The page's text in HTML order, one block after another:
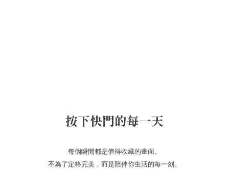
按下快門的每一天
每個瞬間都是值得收藏的畫面。
不為了定格完美，而是陪伴你生活的每一刻。